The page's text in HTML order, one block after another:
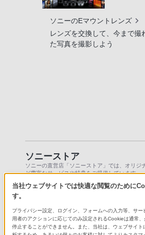
ソニーのEマウントレンズ
レンズを交換して、今まで撮
た写真を撮影しよう
ソニーストア
ソニーの直営店「ソニーストア」では、オリジ
ど豊富なサービスや特典をご提供しています。
ソニーストアお買い物情報
現在実施中のさまざまなキャンペーンや、
品をご紹介します。
当社ウェブサイトでは快適な閲覧のために
す。
プライバシー設定、ログイン、フォームへの入力等、サー
用者のアクションに応じてのみ設定されるCookieは通常
停止することができません。また、当社は、ウェブサイ